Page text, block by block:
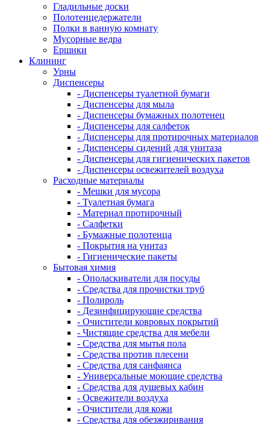
Гладильные доски
Полотенцедержатели
Полки в ванную комнату
Мусорные ведра
Ершики
Клининг
Урны
Диспенсеры
- Диспенсеры туалетной бумаги
- Диспенсеры для мыла
- Диспенсеры бумажных полотенец
- Диспенсеры для салфеток
- Диспенсеры для протирочных материалов
- Диспенсеры сидений для унитаза
- Диспенсеры для гигиенических пакетов
- Диспенсеры освежителей воздуха
Расходные материалы
- Мешки для мусора
- Туалетная бумага
- Материал протирочный
- Салфетки
- Бумажные полотенца
- Покрытия на унитаз
- Гигиенические пакеты
Бытовая химия
- Ополаскиватели для посуды
- Средства для прочистки труб
- Полироль
- Дезинфицирующие средства
- Очистители ковровых покрытий
- Чистящие средства для мебели
- Средства для мытья пола
- Средства против плесени
- Средства для санфаянса
- Универсальные моющие средства
- Средства для душевых кабин
- Освежители воздуха
- Очистители для кожи
- Средства для обезжиривания